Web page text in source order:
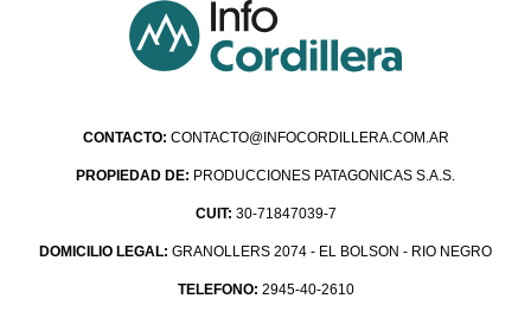
CONTACTO: CONTACTO@INFOCORDILLERA.COM.AR
PROPIEDAD DE: PRODUCCIONES PATAGONICAS S.A.S.
CUIT: 30-71847039-7
DOMICILIO LEGAL: GRANOLLERS 2074 - EL BOLSON - RIO NEGRO
TELEFONO: 2945-40-2610